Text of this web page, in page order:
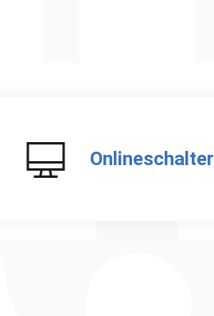
Onlineschalter